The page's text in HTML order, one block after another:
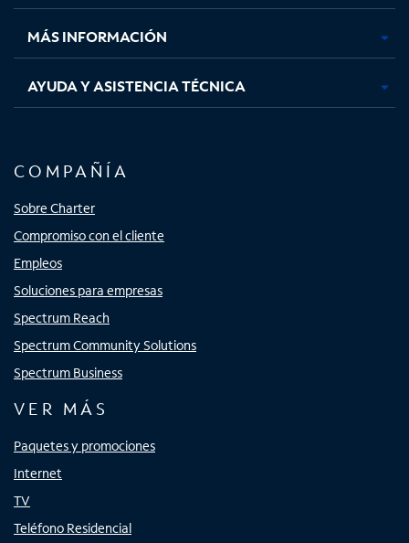
nuevanuevanuevanueva
MÁS INFORMACIÓN
AYUDA Y ASISTENCIA TÉCNICA
COMPAÑÍA
Sobre Charter
Compromiso con el cliente
Empleos
Soluciones para empresas
Spectrum Reach
Spectrum Community Solutions
Spectrum Business
VER MÁS
Paquetes y promociones
Internet
TV
Teléfono Residencial